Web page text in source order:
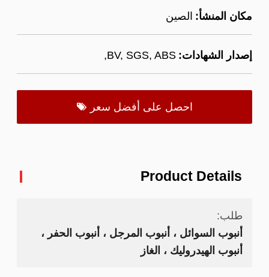
مكان المنشأ: الصين
إصدار الشهادات: BV, SGS, ABS,
احصل على أفضل سعر
Product Details
طلب:
أنبوب السوائل ، أنبوب المرجل ، أنبوب الحفر ،
أنبوب الهيدروليك ، الغاز